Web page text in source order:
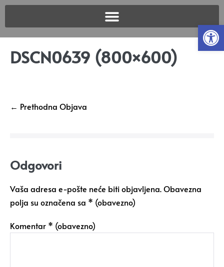
DSCN0639 (800×600)
← Prethodna Objava
Odgovori
Vaša adresa e-pošte neće biti objavljena.Obavezna
polja su označena sa * (obavezno)
Komentar * (obavezno)